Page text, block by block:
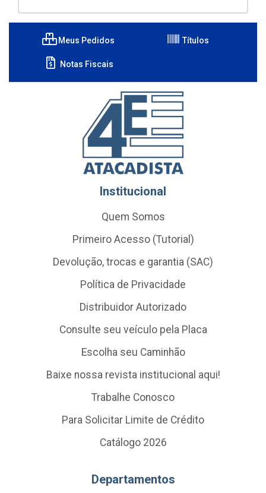
Meus Pedidos Títulos
Notas Fiscais
Institucional
Quem Somos
Primeiro Acesso (Tutorial)
Devolução, trocas e garantia (SAC)
Política de Privacidade
Distribuidor Autorizado
Consulte seu veículo pela Placa
Escolha seu Caminhão
Baixe nossa revista institucional aqui!
Trabalhe Conosco
Para Solicitar Limite de Crédito
Catálogo 2026
Departamentos